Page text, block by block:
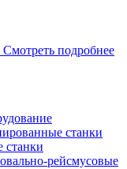
Смотреть подробнее
станки
станки
рейсмусовые